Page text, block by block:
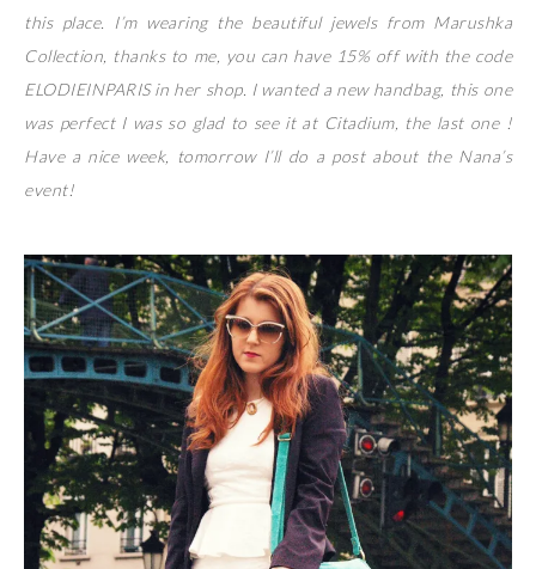
this place. I’m wearing the beautiful jewels from Marushka
Collection, thanks to me, you can have 15% off with the code
ELODIEINPARIS in her shop. I wanted a new handbag, this one
was perfect I was so glad to see it at Citadium, the last one !
Have a nice week, tomorrow I’ll do a post about the Nana’s
event!